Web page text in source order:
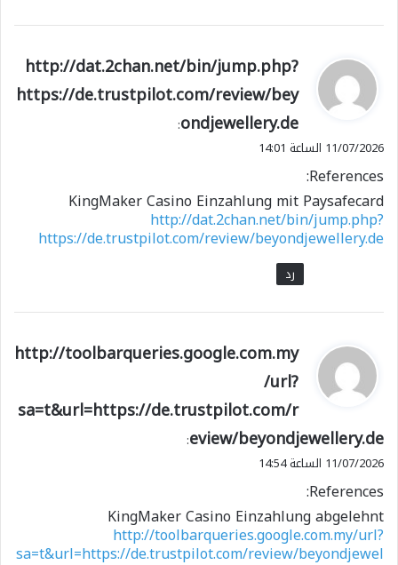
ي
و
ل
http://dat.2chan.net/bin/jump.php?
https://de.trustpilot.com/review/bey
ondjewellery.de
:
11/07/2026 الساعة 14:01
References:
KingMaker Casino Einzahlung mit Paysafecard
http://dat.2chan.net/bin/jump.php?
https://de.trustpilot.com/review/beyondjewellery.de
رد
ي
ق
و
ل
http://toolbarqueries.google.com.my
/url?
sa=t&url=https://de.trustpilot.com/r
eview/beyondjewellery.de
:
11/07/2026 الساعة 14:54
References:
KingMaker Casino Einzahlung abgelehnt
http://toolbarqueries.google.com.my/url?
sa=t&url=https://de.trustpilot.com/review/beyondjewel